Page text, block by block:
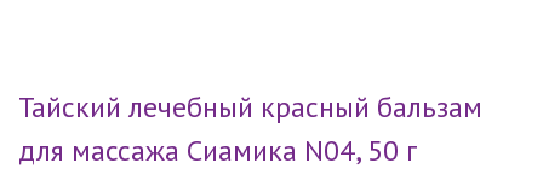
Тайский лечебный красный бальзам
для массажа Сиамика N04, 50 г